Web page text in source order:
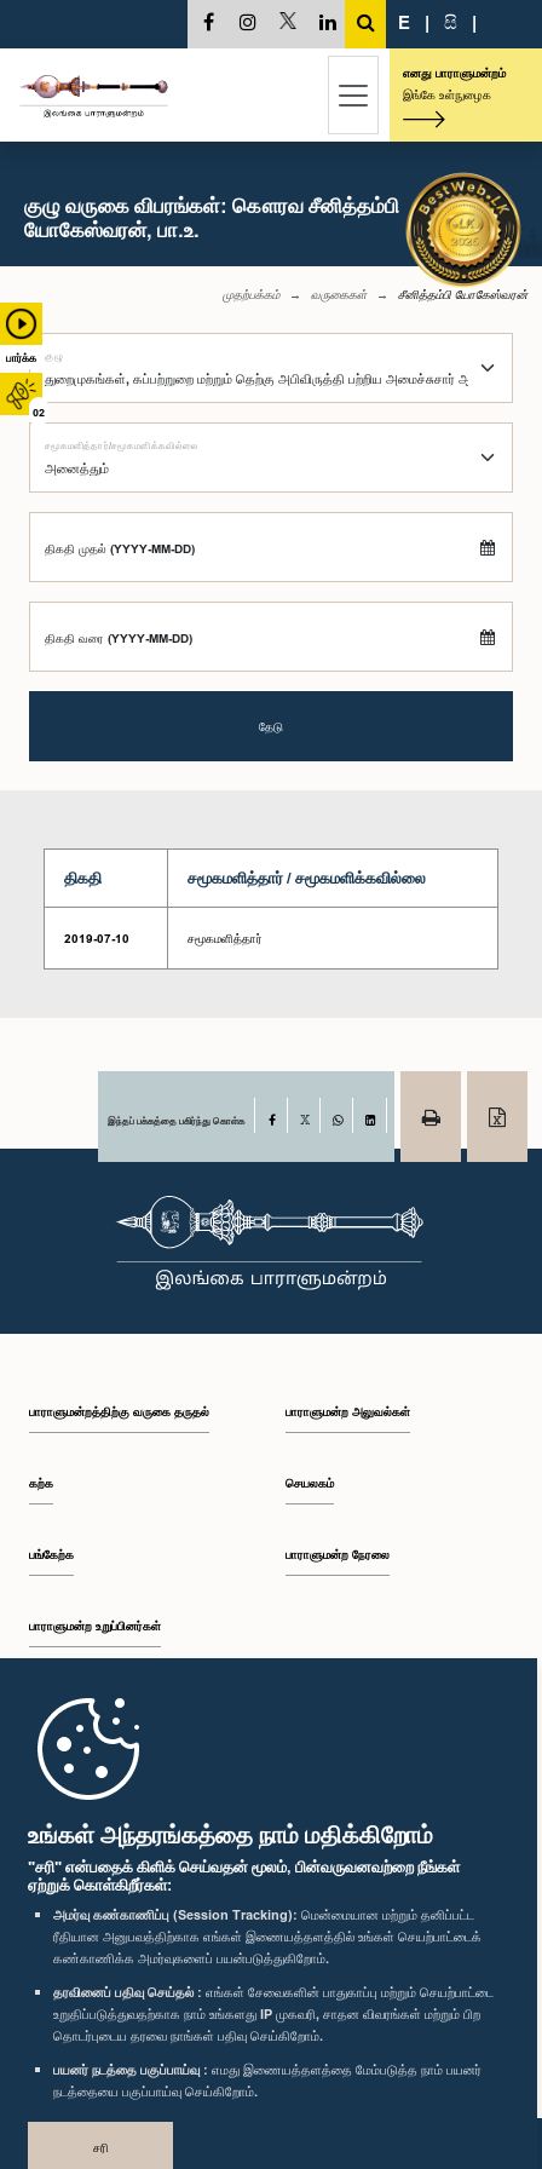
உங்கள் அந்தரங்கத்தை நாம் மதிக்கிறோம்
"சரி" என்பதைக் கிளிக் செய்வதன் மூலம், பின்வருவனவற்றை நீங்கள்
ஏற்றுக் கொள்கிறீர்கள்:
அமர்வு கண்காணிப்பு (Session Tracking): மென்மையான மற்றும் தனிப்பட்ட
ரீதியான அனுபவத்திற்காக எங்கள் இணையத்தளத்தில் உங்கள் செயற்பாட்டைக்
கண்காணிக்க அமர்வுகளைப் பயன்படுத்துகிறோம்.
தரவினைப் பதிவு செய்தல் : எங்கள் சேவைகளின் பாதுகாப்பு மற்றும் செயற்பாட்டை
உறுதிப்படுத்துவதற்காக நாம் உங்களது IP முகவரி, சாதன விவரங்கள் மற்றும் பிற
தொடர்புடைய தரவை நாங்கள் பதிவு செய்கிறோம்.
பயனர் நடத்தை பகுப்பாய்வு : எமது இணையத்தளத்தை மேம்படுத்த நாம் பயனர்
நடத்தையை பகுப்பாய்வு செய்கிறோம்.
சரி
பார்க்க
02
E | සි |
எனது பாராளுமன்றம்
இங்கே உள்நுழைக
குழு வருகை விபரங்கள்: கௌரவ சீனித்தம்பி
யோகேஸ்வரன், பா.உ.
முதற்பக்கம் வருகைகள் சீனித்தம்பி யோகேஸ்வரன்
குழு
சமூகமளித்தார்/சமூகமளிக்கவில்லை
திகதி முதல் (YYYY-MM-DD)
திகதி வரை (YYYY-MM-DD)
தேடு
திகதி சமூகமளித்தார் / சமூகமளிக்கவில்லை
2019-07-10 சமூகமளித்தார்
இந்தப் பக்கத்தை பகிர்ந்து கொள்க Facebook
பாராளுமன்றத்திற்கு வருகை தருதல்
கற்க
பங்கேற்க
பாராளுமன்ற உறுப்பினர்கள்
முதற்பக்கம்
பாராளுமன்ற அலுவல்கள்
செயலகம்
பாராளுமன்ற நேரலை
பாராளுமன்ற கையடக்க செயலி
எம்மை பின்தொடர்க :
விருதுகள்
தனியுரிமைக் கொள்கை